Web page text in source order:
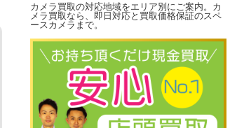
カメラ買取の対応地域をエリア別にご案内。カ
メラ買取なら、即日対応と買取価格保証のスペ
ースカメラまで。